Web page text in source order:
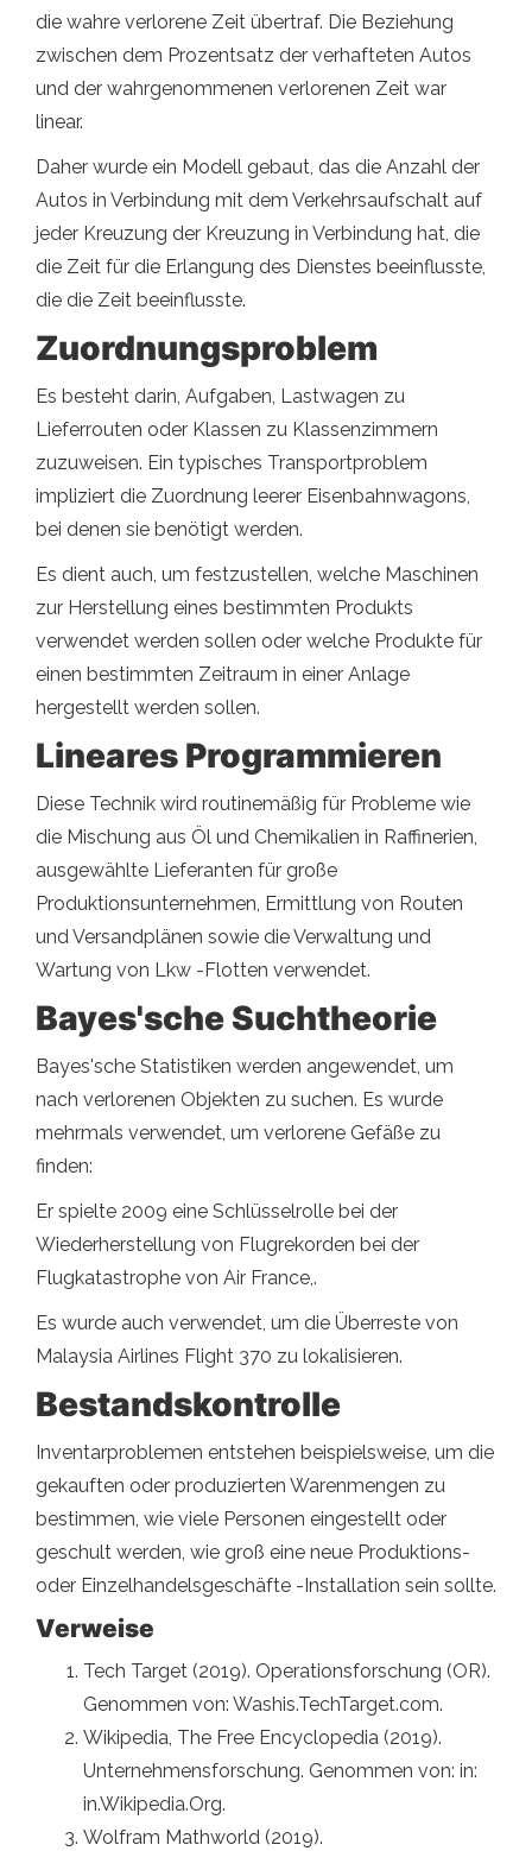
die wahre verlorene Zeit übertraf. Die Beziehung
zwischen dem Prozentsatz der verhafteten Autos
und der wahrgenommenen verlorenen Zeit war
linear.
Daher wurde ein Modell gebaut, das die Anzahl der
Autos in Verbindung mit dem Verkehrsaufschalt auf
jeder Kreuzung der Kreuzung in Verbindung hat, die
die Zeit für die Erlangung des Dienstes beeinflusste,
die die Zeit beeinflusste.
Zuordnungsproblem
Es besteht darin, Aufgaben, Lastwagen zu
Lieferrouten oder Klassen zu Klassenzimmern
zuzuweisen. Ein typisches Transportproblem
impliziert die Zuordnung leerer Eisenbahnwagons,
bei denen sie benötigt werden.
Es dient auch, um festzustellen, welche Maschinen
zur Herstellung eines bestimmten Produkts
verwendet werden sollen oder welche Produkte für
einen bestimmten Zeitraum in einer Anlage
hergestellt werden sollen.
Lineares Programmieren
Diese Technik wird routinemäßig für Probleme wie
die Mischung aus Öl und Chemikalien in Raffinerien,
ausgewählte Lieferanten für große
Produktionsunternehmen, Ermittlung von Routen
und Versandplänen sowie die Verwaltung und
Wartung von Lkw -Flotten verwendet.
Bayes'sche Suchtheorie
Bayes'sche Statistiken werden angewendet, um
nach verlorenen Objekten zu suchen. Es wurde
mehrmals verwendet, um verlorene Gefäße zu
finden:
Er spielte 2009 eine Schlüsselrolle bei der
Wiederherstellung von Flugrekorden bei der
Flugkatastrophe von Air France,.
Es wurde auch verwendet, um die Überreste von
Malaysia Airlines Flight 370 zu lokalisieren.
Bestandskontrolle
Inventarproblemen entstehen beispielsweise, um die
gekauften oder produzierten Warenmengen zu
bestimmen, wie viele Personen eingestellt oder
geschult werden, wie groß eine neue Produktions-
oder Einzelhandelsgeschäfte -Installation sein sollte.
Verweise
Tech Target (2019). Operationsforschung (OR).
Genommen von: Washis.TechTarget.com.
Wikipedia, The Free Encyclopedia (2019).
Unternehmensforschung. Genommen von: in:
in.Wikipedia.Org.
Wolfram Mathworld (2019).